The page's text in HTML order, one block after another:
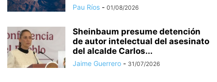
Pau Ríos - 01/08/2026
Sheinbaum presume detención
de autor intelectual del asesinato
del alcalde Carlos...
Jaime Guerrero - 31/07/2026